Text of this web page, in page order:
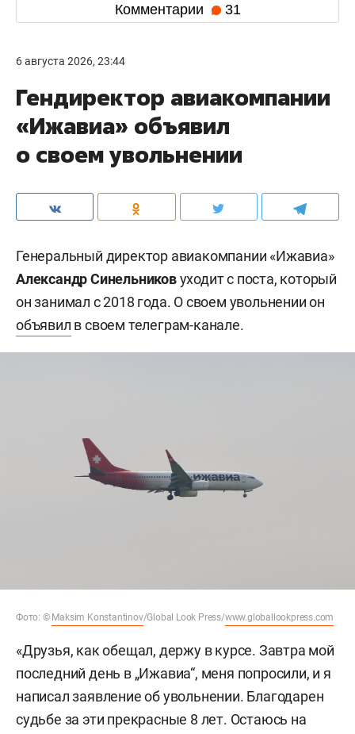
Комментарии 31
6 августа 2026, 23:44
Гендиректор авиакомпании
«Ижавиа» объявил
о своем увольнении
Генеральный директор авиакомпании «Ижавиа»
Александр Синельниковуходит с поста, который
он занимал с 2018 года. О своем увольнении он
объявил в своем телеграм-канале.
Фото: © Maksim Konstantinov/Global Look Press/www.globallookpress.com
«Друзья, как обещал, держу в курсе. Завтра мой
последний день в „Ижавиа“, меня попросили, и я
написал заявление об увольнении. Благодарен
судьбе за эти прекрасные 8 лет. Остаюсь на